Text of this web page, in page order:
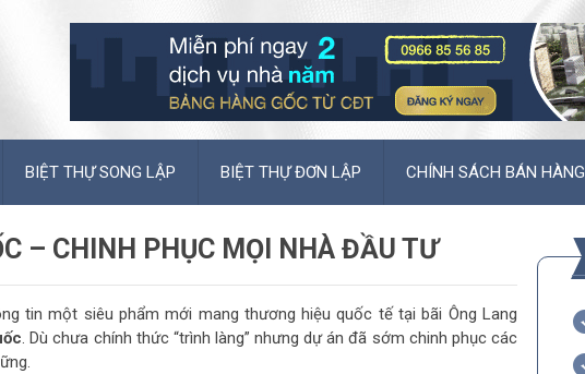
BIỆT THỰ SONG LẬP BIỆT THỰ ĐƠN LẬP CHÍNH SÁCH BÁN HÀNG
– CHINH PHỤC MỌI NHÀ ĐẦU TƯ
tin một siêu phẩm mới mang thương hiệu quốc tế tại bãi Ông Lang
. Dù chưa chính thức “trình làng” nhưng dự án đã sớm chinh phục các